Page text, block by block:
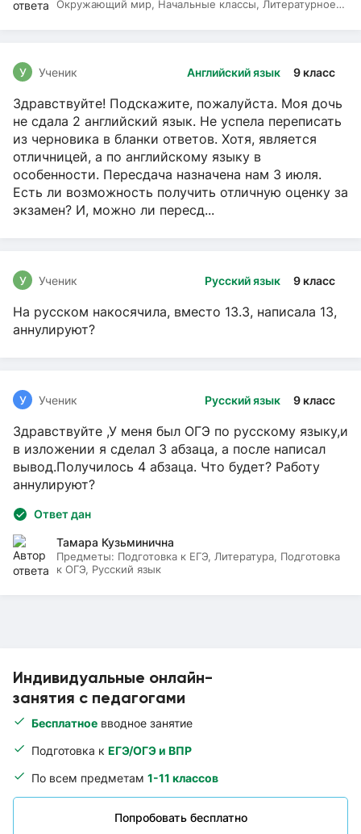
Индивидуальные онлайн-
занятия с педагогами
Бесплатное вводное занятие
Подготовка к ЕГЭ/ОГЭ и ВПР
По всем предметам 1-11 классов
Попробовать бесплатно
Окружающий мир, Начальные классы, Литературное
Английский язык 9 класс
У Ученик
Здравствуйте! Подскажите, пожалуйста. Моя дочь
не сдала 2 английский язык. Не успела переписать
из черновика в бланки ответов. Хотя, является
отличницей, а по английскому языку в
особенности. Пересдача назначена нам 3 июля.
Есть ли возможность получить отличную оценку за
экзамен? И, можно ли пересд...
Русский язык 9 класс
У Ученик
На русском накосячила, вместо 13.3, написала 13,
аннулируют?
Русский язык 9 класс
У Ученик
Здравствуйте ,У меня был ОГЭ по русскому языку,и
в изложении я сделал 3 абзаца, а после написал
вывод.Получилось 4 абзаца. Что будет? Работу
аннулируют?
Ответ дан
Тамара Кузьминична
Предметы: Подготовка к ЕГЭ, Литература, Подготовка
к ОГЭ, Русский язык